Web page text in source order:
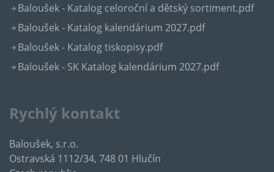
Baloušek - Katalog celoroční a dětský sortiment.pdf
Baloušek - Katalog kalendárium 2027.pdf
Baloušek - Katalog tiskopisy.pdf
Baloušek - SK Katalog kalendárium 2027.pdf
Rychlý kontakt
Baloušek, s.r.o.
Ostravská 1112/34, 748 01 Hlučín